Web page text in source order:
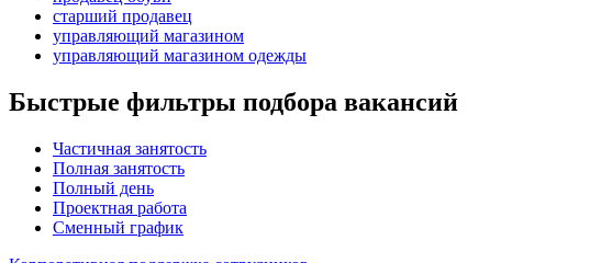
старший продавец
управляющий магазином
управляющий магазином одежды
Быстрые фильтры подбора вакансий
Частичная занятость
Полная занятость
Полный день
Проектная работа
Сменный график